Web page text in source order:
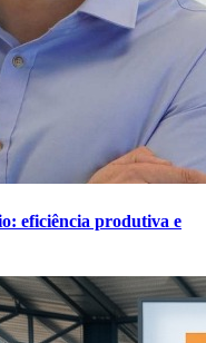
eficiência produtiva e